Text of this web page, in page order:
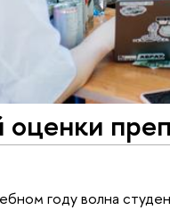
оценки
году волна